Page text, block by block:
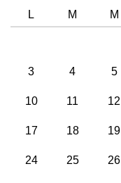
L M M
3 4 5
10 11 12
17 18 19
24 25 26